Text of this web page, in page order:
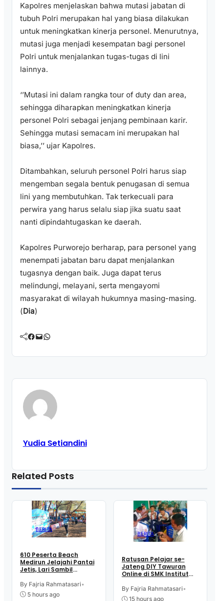
Kapolres menjelaskan bahwa mutasi jabatan di
tubuh Polri merupakan hal yang biasa dilakukan
untuk meningkatkan kinerja personel. Menurutnya,
mutasi juga menjadi kesempatan bagi personel
Polri untuk menjalankan tugas-tugas di lini
lainnya.
‘’Mutasi ini dalam rangka tour of duty dan area,
sehingga diharapkan meningkatkan kinerja
personel Polri sebagai jenjang pembinaan karir.
Sehingga mutasi semacam ini merupakan hal
biasa,’’ ujar Kapolres.
Ditambahkan, seluruh personel Polri harus siap
mengemban segala bentuk penugasan di semua
lini yang membutuhkan. Tak terkecuali para
perwira yang harus selalu siap jika suatu saat
nanti dipindahtugaskan ke daerah.
Kapolres Purworejo berharap, para personel yang
menempati jabatan baru dapat menjalankan
tugasnya dengan baik. Juga dapat terus
melindungi, melayani, serta mengayomi
masyarakat di wilayah hukumnya masing-masing.
(Dia)
Facebook Mail WhatsApp
Yudia Setiandini
Related Posts
BERITA
610 Peserta Beach
Medirun Jelajahi Pantai
Jetis, Lari Sambil
Alam
By Fajria Rahmatasari•
5 hours ago
BERITA
Ratusan Pelajar se-
Jateng DIY Tawuran
Online di SMK Institut
Perebutkan Trofi dan
Uang Pembinaan
By Fajria Rahmatasari•
15 hours ago